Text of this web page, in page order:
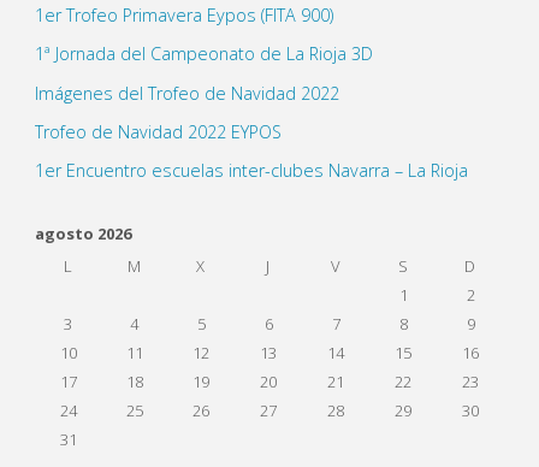
1er Trofeo Primavera Eypos (FITA 900)
1ª Jornada del Campeonato de La Rioja 3D
Imágenes del Trofeo de Navidad 2022
Trofeo de Navidad 2022 EYPOS
1er Encuentro escuelas inter-clubes Navarra – La Rioja
agosto 2026
L
M X J V S
D
1
2
3
4 5 6 7 8
9
10
11 12 13 14 15
16
17
18 19 20 21 22
23
24
25 26 27 28 29
30
31